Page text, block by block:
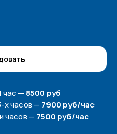
час — 8500 руб
х часов — 7900 руб/час
часов — 7500 руб/час